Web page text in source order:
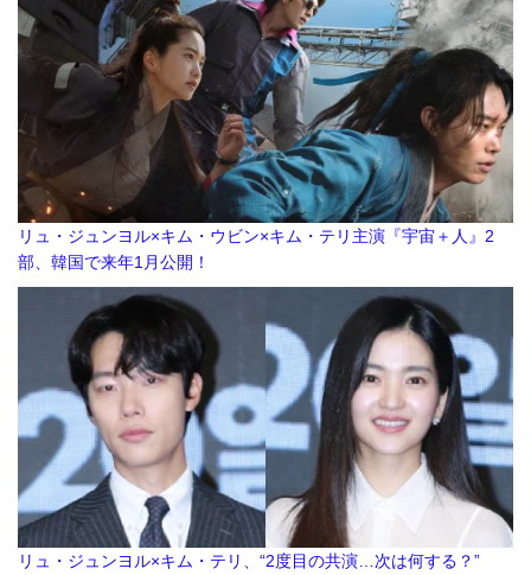
リュ・ジュンヨル×キム・ウビン×キム・テリ主演『宇宙＋人』2
部、韓国で来年1月公開！
リュ・ジュンヨル×キム・テリ、“2度目の共演…次は何する？”